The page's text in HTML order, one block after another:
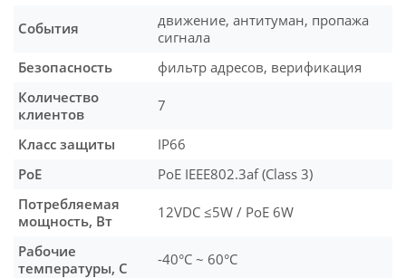
События
движение, антитуман, пропажа
сигнала
Безопасность
фильтр адресов, верификация
Количество
клиентов
7
Класс защиты
IP66
PoE
PoE IEEE802.3af (Class 3)
Потребляемая
мощность, Вт
12VDC ≤5W / PoE 6W
Рабочие
температуры, С
-40°C ~ 60°C